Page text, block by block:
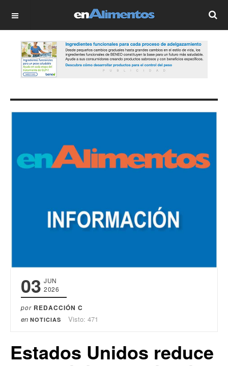
OFF CANVAS
03 JUN
2026
por REDACCIÓN C
en NOTICIAS Visto: 471
Estados Unidos reduce